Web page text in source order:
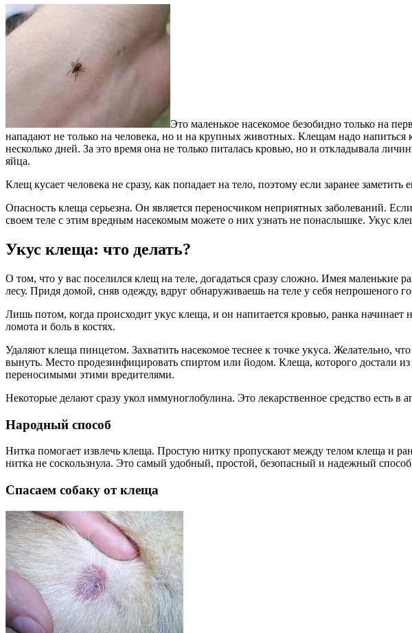
Это маленькое насекомое безобидно только на
нападают не только на человека, но и на крупных животных. Клещам надо напиться
несколько дней. За это время она не только питалась кровью, но и откладывала
яйца.
Клещ кусает человека не сразу, как попадает на тело, поэтому если заранее
Опасность клеща серьезна. Он является переносчиком неприятных заболеваний.
своем теле с этим вредным насекомым можете о них узнать не понаслышке. Укус
Укус клеща: что делать?
О том, что у вас поселился клещ на теле, догадаться сразу сложно. Имея маленькие
лесу. Придя домой, сняв одежду, вдруг обнаруживаешь на теле у себя непрошеного
Лишь потом, когда происходит укус клеща, и он напитается кровью, ранка начинает
ломота и боль в костях.
Удаляют клеща пинцетом. Захватить насекомое теснее к точке укуса. Желательно,
вынуть. Место продезинфицировать спиртом или йодом. Клеща, которого достали
переносимыми этими вредителями.
Некоторые делают сразу укол иммуноглобулина. Это лекарственное средство есть
Народный способ
Нитка помогает извлечь клеща. Простую нитку пропускают между телом клеща и
нитка не соскользнула. Это самый удобный, простой, безопасный и надежный
Спасаем собаку от клеща